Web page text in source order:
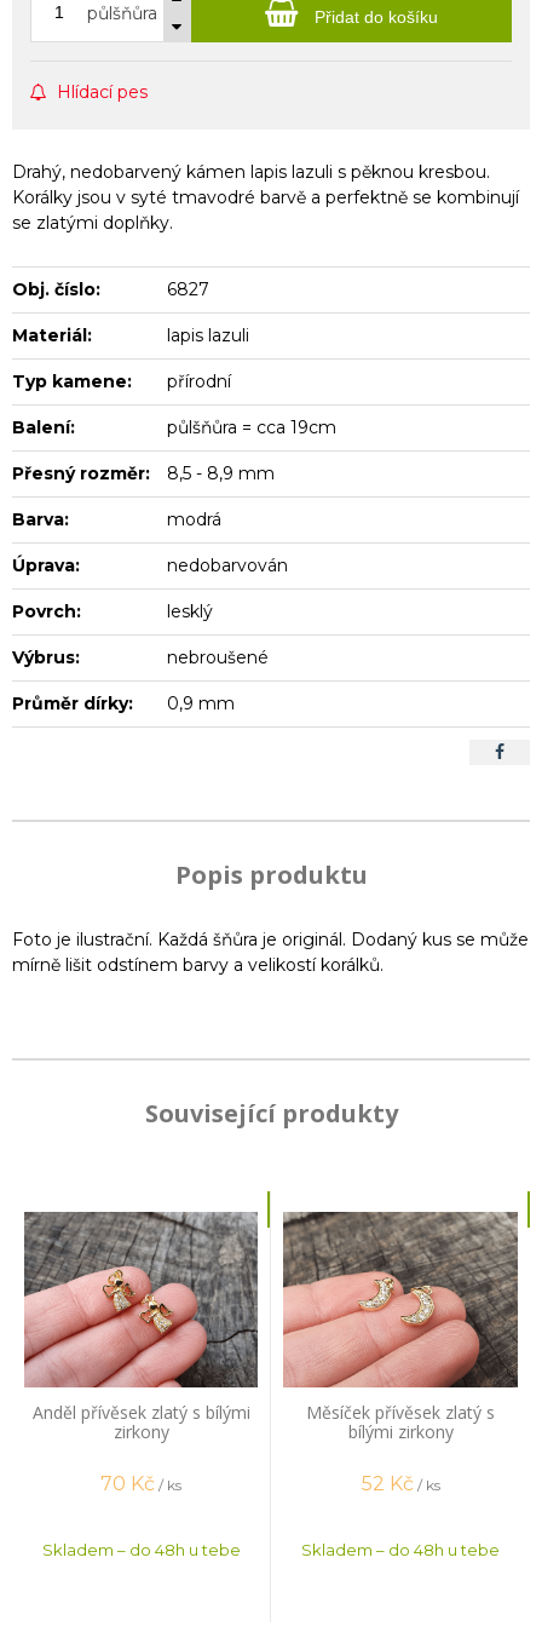
půlšňůra Přidat do košíku
Hlídací pes
Drahý, nedobarvený kámen lapis lazuli s pěknou kresbou.
Korálky jsou v syté tmavodré barvě a perfektně se kombinují
se zlatými doplňky.
Obj. číslo: 6827
Materiál: lapis lazuli
Typ kamene: přírodní
Balení: půlšňůra = cca 19cm
Přesný rozměr: 8,5 - 8,9 mm
Barva: modrá
Úprava: nedobarvován
Povrch: lesklý
Výbrus: nebroušené
Průměr dírky: 0,9 mm
Popis produktu
Foto je ilustrační. Každá šňůra je originál. Dodaný kus se může
mírně lišit odstínem barvy a velikostí korálků.
Související produkty
Anděl přívěsek zlatý s bílými
zirkony
70 Kč / ks
Skladem – do 48h u tebe
Měsíček přívěsek zlatý s
bílými zirkony
52 Kč / ks
Skladem – do 48h u tebe